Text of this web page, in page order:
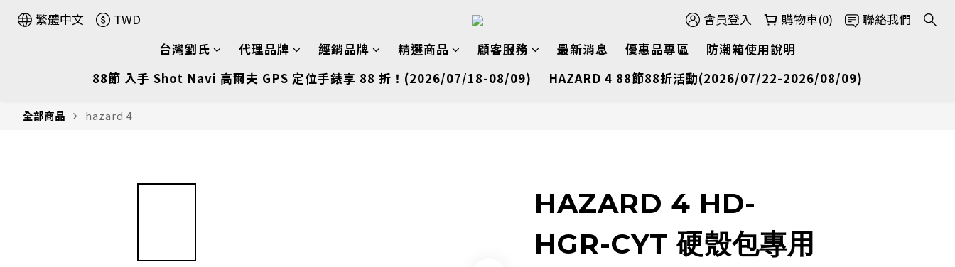
繁體中文 TWD 會員登入 購物車(0)
聯絡我們
台灣劉氏
代理品牌 經銷品牌 精選商品 顧客服務 最新消息 優惠品專區
防潮箱使用說明
88節 入手 Shot Navi 高爾夫 GPS 定位手錶享 88 折！(2026/07/18-08/09)
HAZARD 4 88節88折活動(2026/07/22-2026/08/09)
全部商品 hazard 4
HAZARD 4 HD-
HGR-CYT 硬殼包專用